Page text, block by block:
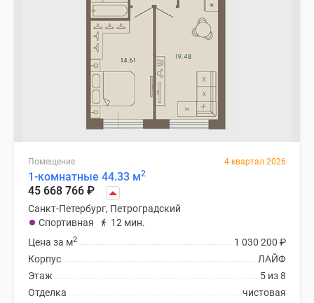
Помещение 4 квартал 2026
1-комнатные 44.33 м2
45 668 766 ₽
Санкт-Петербург, Петроградский
Спортивная
12 мин.
1 030 200 ₽
Цена за м2
ЛАЙФ
Корпус
5 из 8
Этаж
чистовая
Отделка